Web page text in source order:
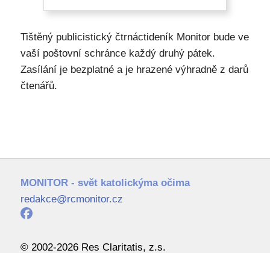
Tištěný publicistický čtrnáctideník Monitor bude ve
vaší poštovní schránce každý druhý pátek.
Zasílání je bezplatné a je hrazené výhradně z darů
čtenářů.
MONITOR - svět katolickýma očima
redakce@rcmonitor.cz
© 2002-2026 Res Claritatis, z.s.